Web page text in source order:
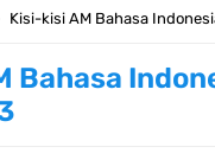
2 Kelas 4 SD/MI
Kisi-kisi AM Bahasa
Bahasa